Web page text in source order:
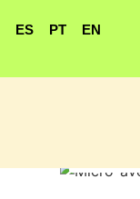
ES PT EN